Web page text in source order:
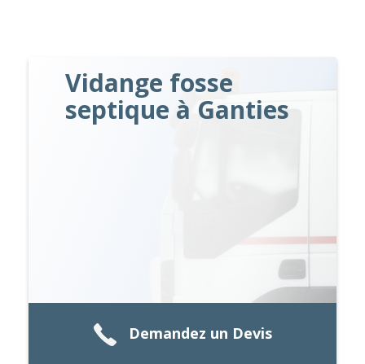
Vidange fosse
septique à Ganties
Demandez un Devis